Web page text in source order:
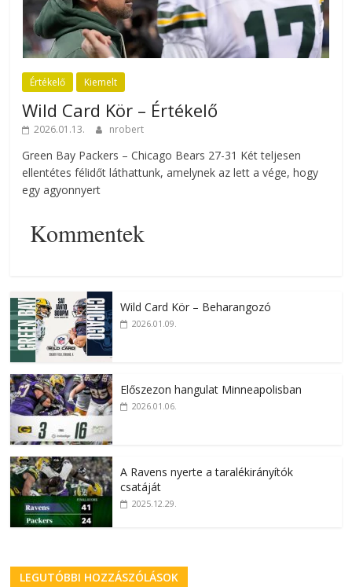
Értékelő Kiemelt
Wild Card Kör – Értékelő
2026.01.13. nrobert
Green Bay Packers – Chicago Bears 27-31 Két teljesen
ellentétes félidőt láthattunk, amelynek az lett a vége, hogy
egy agyonnyert
Kommentek
Wild Card Kör – Beharangozó
2026.01.09.
Előszezon hangulat Minneapolisban
2026.01.06.
A Ravens nyerte a taralékirányítók
csatáját
2025.12.29.
LEGUTÓBBI HOZZÁSZÓLÁSOK